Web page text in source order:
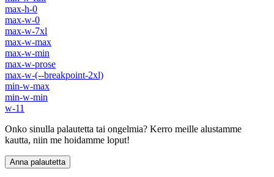
max-h-0
max-w-0
max-w-7xl
max-w-max
max-w-min
max-w-prose
max-w-(--breakpoint-2xl)
min-w-max
min-w-min
w-11
Onko sinulla palautetta tai ongelmia? Kerro meille alustamme
kautta, niin me hoidamme loput!
Anna palautetta